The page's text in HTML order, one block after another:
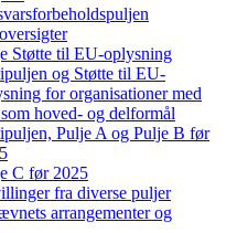
Støtte til EU-oplysning
og Støtte til EU-
for organisationer med
hoved- og delformål
Pulje A og Pulje B før
C før 2025
fra diverse puljer
arrangementer og